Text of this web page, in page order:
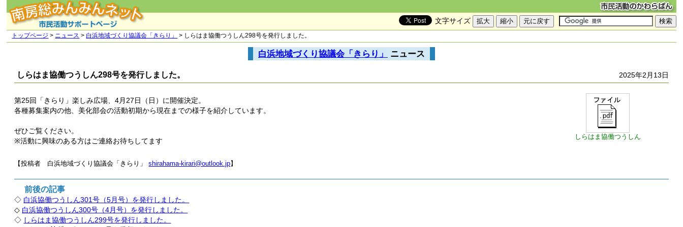
文字サイズ
トップページ > ニュース >白浜地域づくり協議会「きらり」 > しらはま協働つうしん298号を発行しました。
白浜地域づくり協議会「きらり」 ニュース
2025年2月13日
しらはま協働つうしん298号を発行しました。
しらはま協働つうしん
第25回「きらり」楽しみ広場、4月27日（日）に開催決定。
各種募集案内の他、美化部会の活動初期から現在までの様子を紹介しています。
ぜひご覧ください。
※活動に興味のある方はご連絡お待ちしてます
【投稿者 白浜地域づくり協議会「きらり」shirahama-kirari@outlook.jp】
前後の記事
◇ 白浜協働つうしん301号（5月号）を発行しました。
◇ 白浜協働つうしん300号（4月号）を発行しました。
◇ しらはま協働つうしん299号を発行しました。